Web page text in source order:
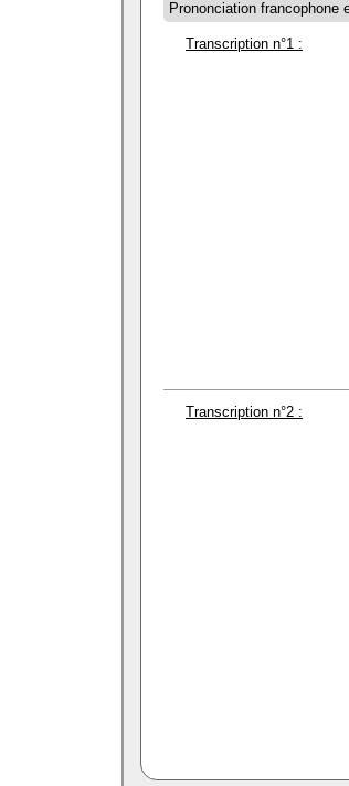
Prononciation francophone
Transcription n°1 :
Transcription n°2 :